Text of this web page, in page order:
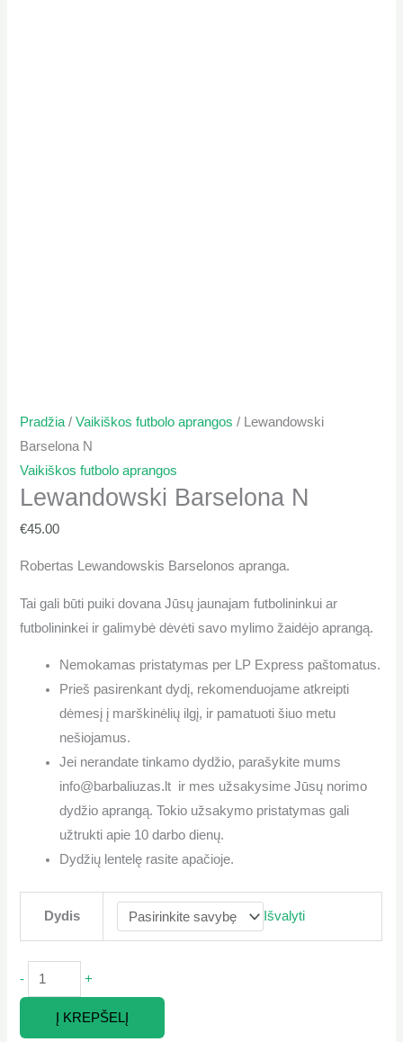
Pradžia/Vaikiškos futbolo aprangos / Lewandowski
Barselona N
Vaikiškos futbolo aprangos
Lewandowski Barselona N
€45.00
Robertas Lewandowskis Barselonos apranga.
Tai gali būti puiki dovana Jūsų jaunajam futbolininkui ar
futbolininkei ir galimybė dėvėti savo mylimo žaidėjo aprangą.
Nemokamas pristatymas per LP Express paštomatus.
Prieš pasirenkant dydį, rekomenduojame atkreipti
dėmesį į marškinėlių ilgį, ir pamatuoti šiuo metu
nešiojamus.
Jei nerandate tinkamo dydžio, parašykite mums
info@barbaliuzas.lt ir mes užsakysime Jūsų norimo
dydžio aprangą. Tokio užsakymo pristatymas gali
užtrukti apie 10 darbo dienų.
Dydžių lentelę rasite apačioje.
Dydis Išvalyti
- +
Į KREPŠELĮ